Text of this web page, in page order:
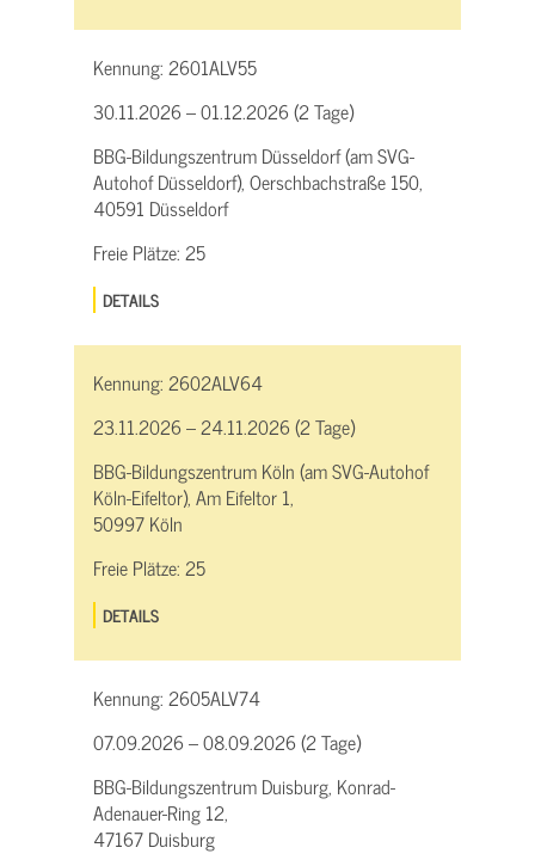
Kennung:2601ALV55
30.11.2026 – 01.12.2026 (2 Tage)
BBG-Bildungszentrum Düsseldorf (am SVG-
Autohof Düsseldorf), Oerschbachstraße 150,
40591 Düsseldorf
Freie Plätze:25
DETAILS
Kennung:2602ALV64
23.11.2026 – 24.11.2026 (2 Tage)
BBG-Bildungszentrum Köln (am SVG-Autohof
Köln-Eifeltor), Am Eifeltor 1,
50997 Köln
Freie Plätze:25
DETAILS
Kennung:2605ALV74
07.09.2026 – 08.09.2026 (2 Tage)
BBG-Bildungszentrum Duisburg, Konrad-
Adenauer-Ring 12,
47167 Duisburg